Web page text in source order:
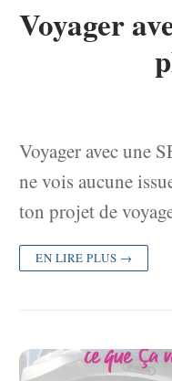
Voyager
Voyager avec une
ne vois aucune
ton projet de
EN LIRE PLUS →